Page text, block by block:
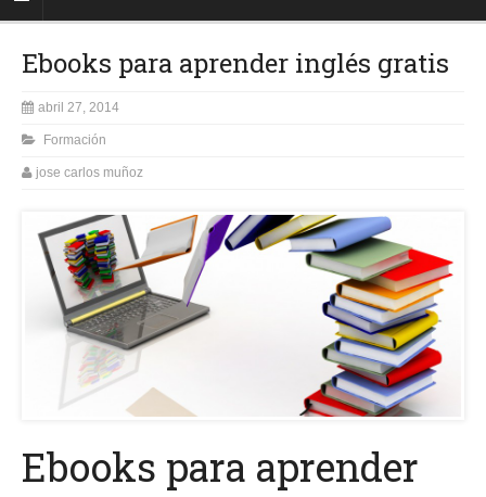
Ebooks para aprender inglés gratis
abril 27, 2014
Formación
jose carlos muñoz
Ebooks para aprender